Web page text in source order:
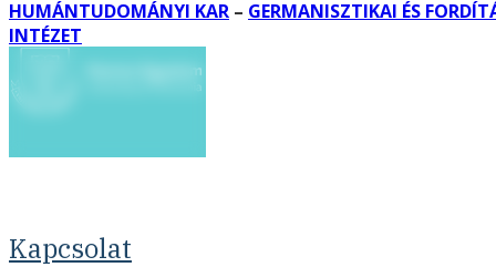
HUMÁNTUDOMÁNYI KAR – GERMANISZTIKAI ÉS
INTÉZET
Kapcsolat